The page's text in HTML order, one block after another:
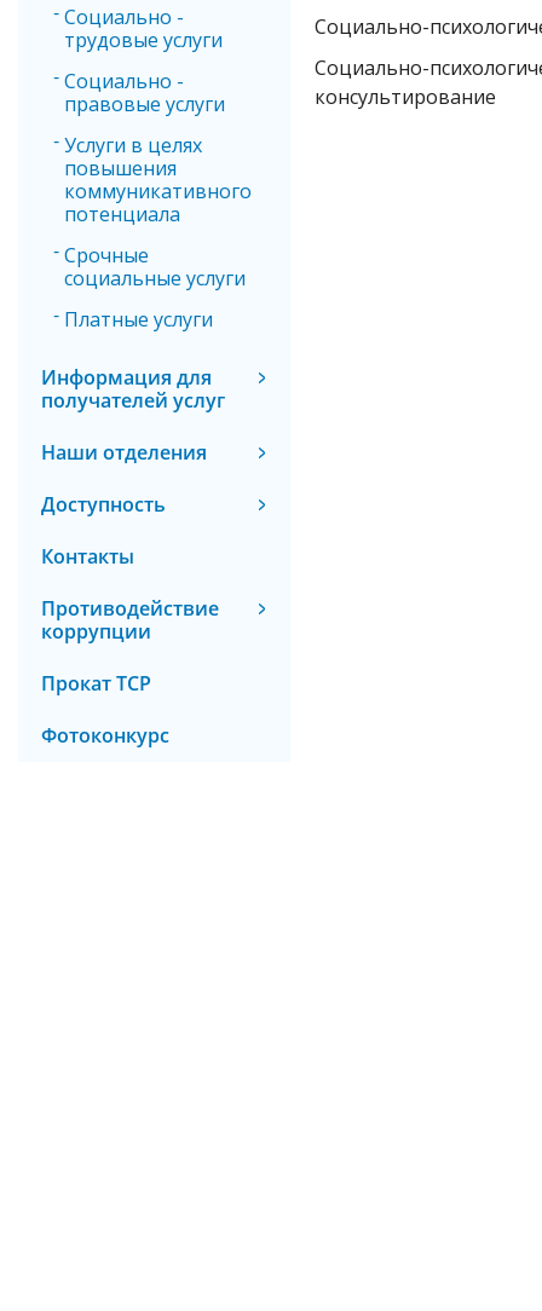
Социально -
трудовые услуги
Социально -
правовые услуги
Услуги в целях
повышения
коммуникативного
потенциала
Срочные
социальные услуги
Платные услуги
Информация для
получателей услуг
Наши отделения
Доступность
Контакты
Противодействие
коррупции
Прокат ТСР
Фотоконкурс
Социально-
Социально-
консультирование